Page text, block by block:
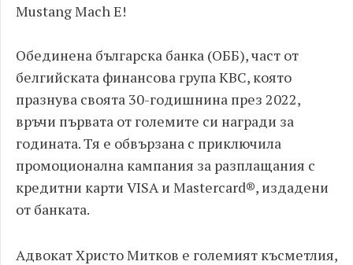
Mustang Mach E!
Обединена българска банка (ОББ), част от
белгийската финансова група КВС, която
празнува своята 30-годишнина през 2022,
връчи първата от големите си награди за
годината. Тя е обвързана с приключила
промоционална кампания за разплащания с
кредитни карти VISA и Mastercard®, издадени
от банката.
Адвокат Христо Митков е големият късметлия,